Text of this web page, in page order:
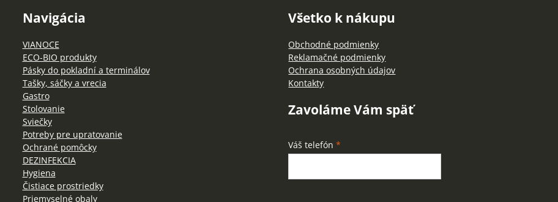
Navigácia
VIANOCE
ECO-BIO produkty
Pásky do pokladní a terminálov
Tašky, sáčky a vrecia
Gastro
Stolovanie
Sviečky
Potreby pre upratovanie
Ochrané pomôcky
DEZINFEKCIA
Hygiena
Čistiace prostriedky
Priemyselné obaly
Všetko k nákupu
Obchodné podmienky
Reklamačné podmienky
Ochrana osobných údajov
Kontakty
Zavoláme Vám späť
Váš telefón*